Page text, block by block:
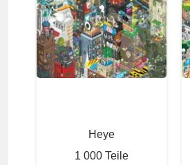
Heye
1 000 Teile